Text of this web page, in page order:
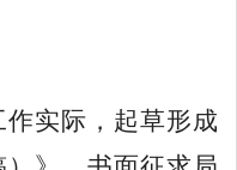
实际，起草形成